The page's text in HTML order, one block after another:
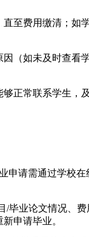
至费用缴清；如
（如未及时查看
正常联系学生，
申请需通过学校
毕业论文情况、
申请毕业。